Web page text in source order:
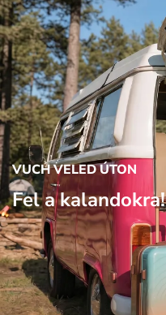
VUCH VELED ÚTON
Fel a kalandokra!